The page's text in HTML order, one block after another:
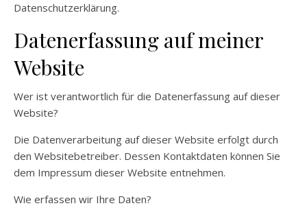
Datenschutzerklärung.
Datenerfassung auf meiner
Website
Wer ist verantwortlich für die Datenerfassung auf dieser
Website?
Die Datenverarbeitung auf dieser Website erfolgt durch
den Websitebetreiber. Dessen Kontaktdaten können Sie
dem Impressum dieser Website entnehmen.
Wie erfassen wir Ihre Daten?